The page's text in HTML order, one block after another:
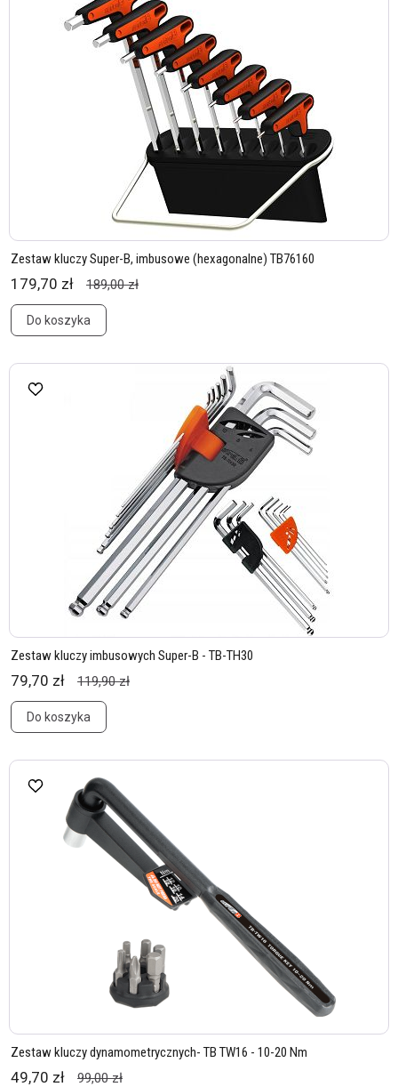
Zestaw kluczy Super-B, imbusowe (hexagonalne) TB76160
179,70 zł 189,00 zł
Do koszyka
Zestaw kluczy imbusowych Super-B - TB-TH30
79,70 zł 119,90 zł
Do koszyka
Zestaw kluczy dynamometrycznych- TB TW16 - 10-20 Nm
49,70 zł 99,00 zł